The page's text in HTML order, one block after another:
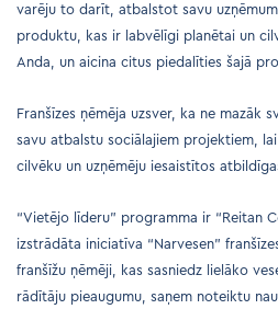
varēju to darīt, atbalstot savu
produktu, kas ir labvēlīgi planētai un
Anda, un aicina citus piedalīties šajā
Franšīzes ņēmēja uzsver, ka ne mazāk
savu atbalstu sociālajiem projektiem,
cilvēku un uzņēmēju iesaistītos
“Vietējo līderu” programma ir “Reitan
izstrādāta iniciatīva “Narvesen”
franšīžu ņēmēji, kas sasniedz lielāko
rādītāju pieaugumu, saņem noteiktu